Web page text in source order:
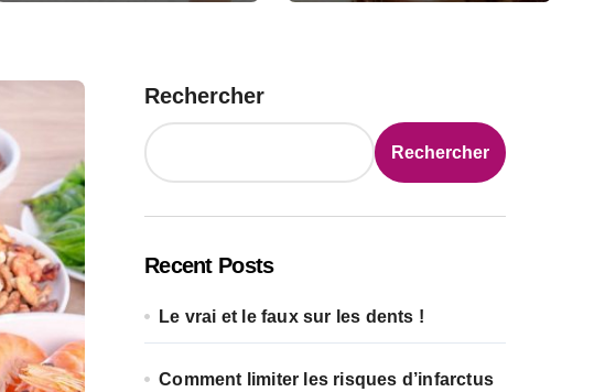
Rechercher
Rechercher
Recent Posts
Le vrai et le faux sur les dents !
Comment limiter les risques d’infarctus